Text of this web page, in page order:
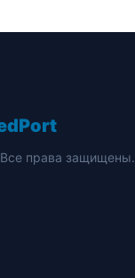
права защищены.